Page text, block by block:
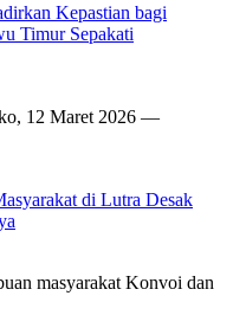
Kepastian bagi
Timur Sepakati
12 Maret 2026 —
di Lutra Desak
masyarakat Konvoi dan